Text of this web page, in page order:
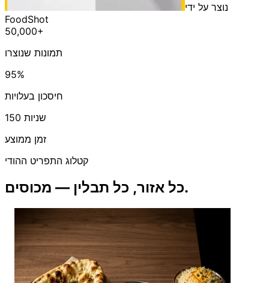
נוצר על ידי
FoodShot
50,000+
תמונות שנוצרו
95%
חיסכון בעלויות
150 שניות
זמן ממוצע
קטלוג התפריט ההודי
כל אזור, כל תבלין — מכוסים.